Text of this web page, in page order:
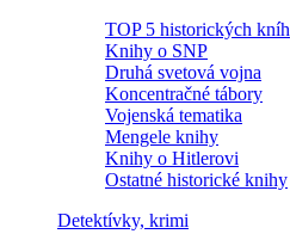
TOP 5 historických kníh
Knihy o SNP
Druhá svetová vojna
Koncentračné tábory
Vojenská tematika
Mengele knihy
Knihy o Hitlerovi
Ostatné historické knihy
Detektívky, krimi